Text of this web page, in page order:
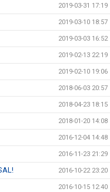
2019-03-31 17:19
2019-03-10 18:57
2019-03-03 16:52
2019-02-13 22:19
2019-02-10 19:06
2018-06-03 20:57
2018-04-23 18:15
2018-01-20 14:08
2016-12-04 14:48
2016-11-23 21:29
2016-10-22 23:20
2016-10-15 12:40